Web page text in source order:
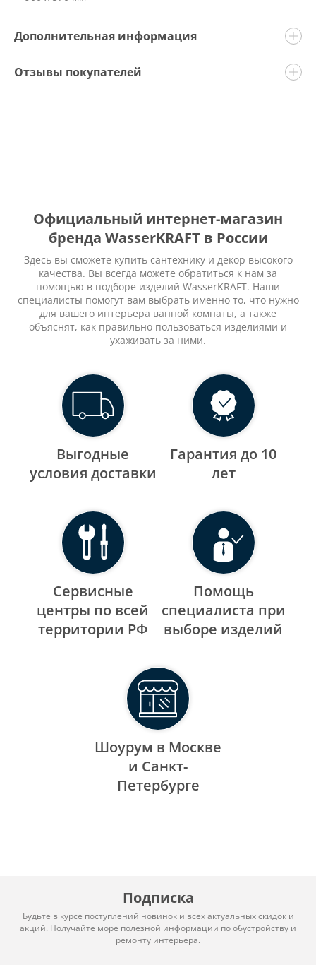
Дополнительная информация
Отзывы покупателей
Официальный интернет-магазин
бренда WasserKRAFT в России
Здесь вы сможете купить сантехнику и декор высокого
качества. Вы всегда можете обратиться к нам за
помощью в подборе изделий WasserKRAFT. Наши
специалисты помогут вам выбрать именно то, что нужно
для вашего интерьера ванной комнаты, а также
объяснят, как правильно пользоваться изделиями и
ухаживать за ними.
Выгодные
уcловия доставки
Гарантия до 10
лет
Сервисные
центры по всей
территории РФ
Помощь
специалиста при
выборе изделий
Шоурум в Москве
и Санкт-
Петербурге
Подписка
Будьте в курсе поступлений новинок и всех актуальных скидок и
акций. Получайте море полезной информации по обустройству и
ремонту интерьера.